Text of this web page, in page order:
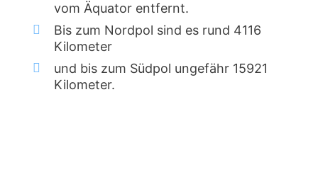
vom Äquator entfernt.
Bis zum Nordpol sind es rund 4116
Kilometer
und bis zum Südpol ungefähr 15921
Kilometer.